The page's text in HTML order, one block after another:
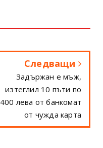
Следващи
Задържан е мъж,
изтеглил 10 пъти по
400 лева от банкомат
от чужда карта